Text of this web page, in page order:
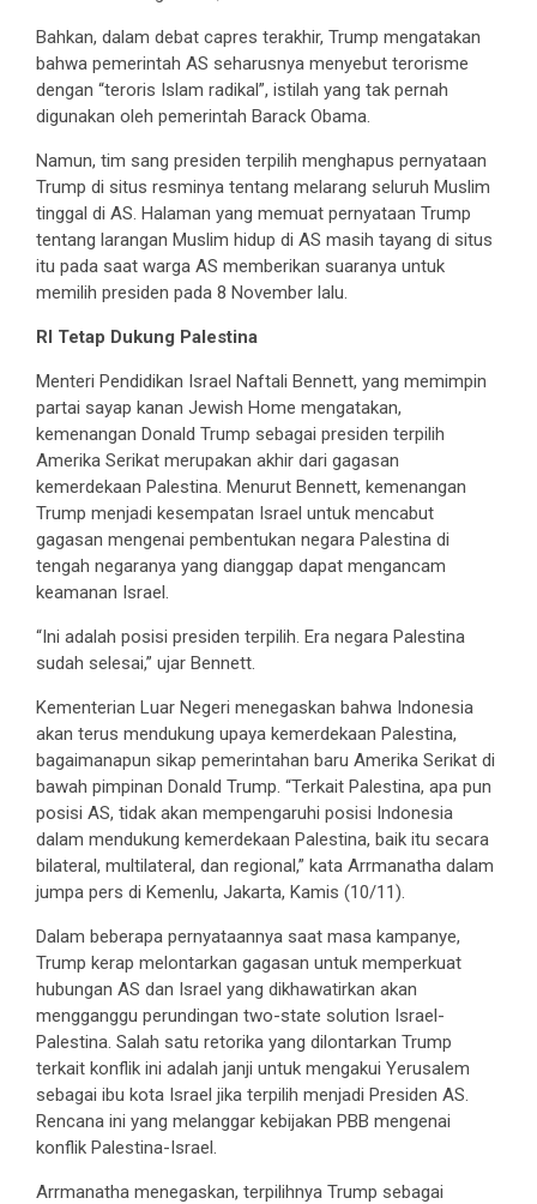
Bahkan, dalam debat capres terakhir, Trump mengatakan
bahwa pemerintah AS seharusnya menyebut terorisme
dengan “teroris Islam radikal”, istilah yang tak pernah
digunakan oleh pemerintah Barack Obama.
Namun, tim sang presiden terpilih menghapus pernyataan
Trump di situs resminya tentang melarang seluruh Muslim
tinggal di AS. Halaman yang memuat pernyataan Trump
tentang larangan Muslim hidup di AS masih tayang di situs
itu pada saat warga AS memberikan suaranya untuk
memilih presiden pada 8 November lalu.
RI Tetap Dukung Palestina
Menteri Pendidikan Israel Naftali Bennett, yang memimpin
partai sayap kanan Jewish Home mengatakan,
kemenangan Donald Trump sebagai presiden terpilih
Amerika Serikat merupakan akhir dari gagasan
kemerdekaan Palestina. Menurut Bennett, kemenangan
Trump menjadi kesempatan Israel untuk mencabut
gagasan mengenai pembentukan negara Palestina di
tengah negaranya yang dianggap dapat mengancam
keamanan Israel.
“Ini adalah posisi presiden terpilih. Era negara Palestina
sudah selesai,” ujar Bennett.
Kementerian Luar Negeri menegaskan bahwa Indonesia
akan terus mendukung upaya kemerdekaan Palestina,
bagaimanapun sikap pemerintahan baru Amerika Serikat di
bawah pimpinan Donald Trump. “Terkait Palestina, apa pun
posisi AS, tidak akan mempengaruhi posisi Indonesia
dalam mendukung kemerdekaan Palestina, baik itu secara
bilateral, multilateral, dan regional,” kata Arrmanatha dalam
jumpa pers di Kemenlu, Jakarta, Kamis (10/11).
Dalam beberapa pernyataannya saat masa kampanye,
Trump kerap melontarkan gagasan untuk memperkuat
hubungan AS dan Israel yang dikhawatirkan akan
mengganggu perundingan two-state solution Israel-
Palestina. Salah satu retorika yang dilontarkan Trump
terkait konflik ini adalah janji untuk mengakui Yerusalem
sebagai ibu kota Israel jika terpilih menjadi Presiden AS.
Rencana ini yang melanggar kebijakan PBB mengenai
konflik Palestina-Israel.
Arrmanatha menegaskan, terpilihnya Trump sebagai